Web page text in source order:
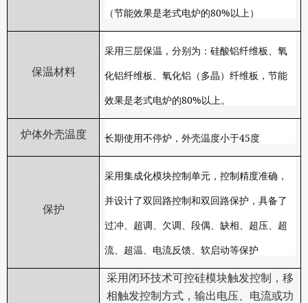
（节能效果是老式电炉的80% 以上）
保温材料
采用三层保温，分别为：硅酸铝纤维板、氧
化铝纤维板、氧化铝（多晶）纤维板，节能
效果是老式电炉的80% 以上。
炉体外壳温度 长期使用不停炉，外壳温度小于45度
保护
采用集成化模块控制单元，控制精度准确，
并设计了双回路控制和双回路保护，具备了
过冲、超调、欠调、段偶、缺相、超压、超
流、超温、电流反馈、软启动等保护
采用闭环技术可控硅模块触发控制，移
相触发控制方式，输出电压、电流或功